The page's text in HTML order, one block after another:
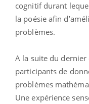
cognitif durant
la poésie afin
problèmes.
A la suite du dernier
participants de
problèmes
Une expérience